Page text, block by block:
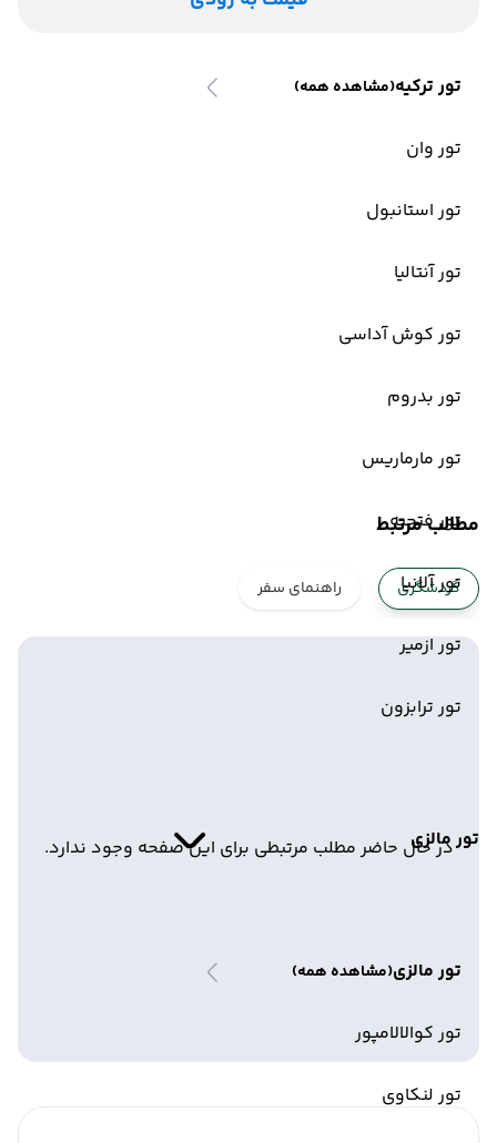
تور ترکیه(مشاهده همه)
تور وان
تور استانبول
تور آنتالیا
تور کوش آداسی
تور بدروم
تور مارماریس
تور فتحیه
تور آلانیا
تور ازمیر
تور ترابزون
تور مالزی
تور مالزی(مشاهده همه)
تور کوالالامپور
تور لنکاوی
مطالب مرتبط
گردشگری راهنمای سفر
در حال حاضر مطلب مرتبطی برای این صفحه وجود ندارد.